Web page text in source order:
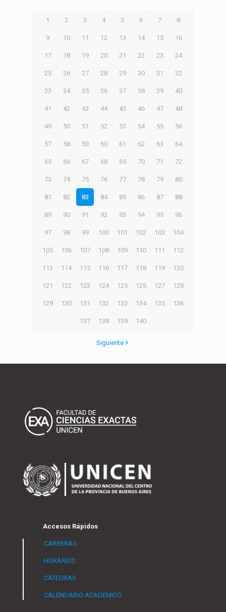
1 2 3 4 5 6 7 8
9 10 11 12 13 14 15 16
17 18 19 20 21 22 23 24
25 26 27 28 29 30 31 32
33 34 35 36 37 38 39 40
41 42 43 44 45 46 47 48
49 50 51 52 53 54 55 56
57 58 59 60 61 62 63 64
65 66 67 68 69 70 71 72
73 74 75 76 77 78 79 80
81 82 83 84 85 86 87 88
89 90 91 92 93 94 95 96
97 98 99 100 101 102 103 104
105 106 107 108 109 110 111 112
113 114 115 116 117 118 119 120
121 122 123 124 125 126 127 128
129 130 131 132 133 134 135 136
137 138 139 140
Siguiente
Accesos Rápidos
CARRERAS
HORARIOS
CÁTEDRAS
CALENDARIO ACADÉMICO